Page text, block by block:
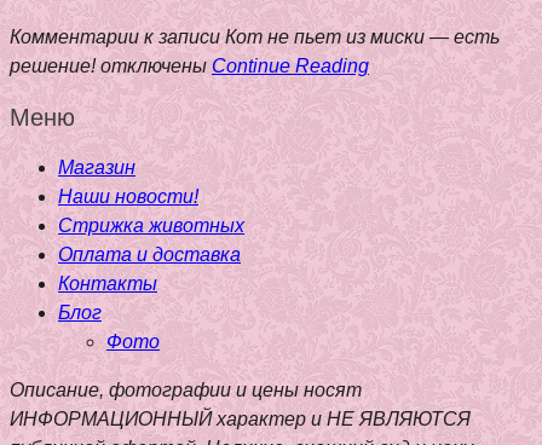
Комментарии к записи Кот не пьет из миски — есть
решение!отключены Continue Reading
Меню
Магазин
Наши новости!
Стрижка животных
Оплата и доставка
Контакты
Блог
Фото
Описание, фотографии и цены носят
ИНФОРМАЦИОННЫЙ характер и НЕ ЯВЛЯЮТСЯ